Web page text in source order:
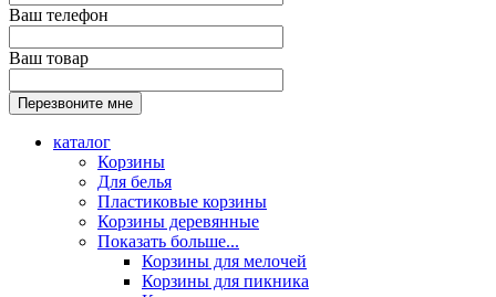
Ваш телефон
Ваш товар
каталог
Корзины
Для белья
Пластиковые корзины
Корзины деревянные
Показать больше...
Корзины для мелочей
Корзины для пикника